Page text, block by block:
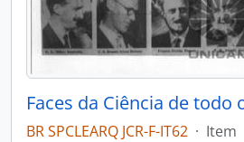
Faces da Ciência de todo
BR SPCLEARQ JCR-F-IT62 · Item